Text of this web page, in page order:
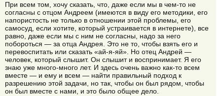
При всем том, хочу сказать, что, даже если мы в чем-то не
согласны с отцом Андреем (имеются в виду его методики, его
напористость не только в отношении этой проблемы, его
самосуд, если хотите, который устраивается в интернете), все
равно, даже если мы с ним не согласны, надо за него
побороться — за отца Андрея. Это не то, чтобы взять его и
перевоспитать или сказать «ай-я-яй». Но отец Андрей —
человек, который слышит. Он слышит и воспринимает. Я его
знаю уже много-много лет. И здесь очень важно как-то всем
вместе — и ему и всем — найти правильный подход к
разрешению этой задачи, но так, чтобы он был рядом, чтобы
он был вместе с нами, и это было общее дело.